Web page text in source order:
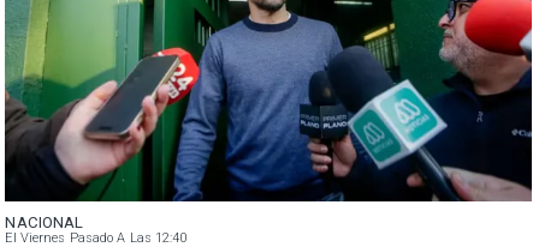
NACIONAL
El Viernes Pasado A Las 12:40